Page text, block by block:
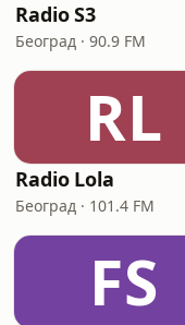
Radio S3
Београд · 90.9 FM
RL
Radio Lola
Београд · 101.4 FM
FS